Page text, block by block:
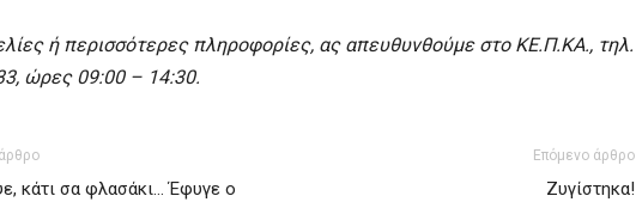
ή περισσότερες πληροφορίες, ας απευθυνθούμε στο ΚΕ.Π.ΚΑ., τηλ.
ώρες 09:00 – 14:30.
κάτι σα φλασάκι… Έφυγε ο
Επόμενο άρθρο
Ζυγίστηκα!